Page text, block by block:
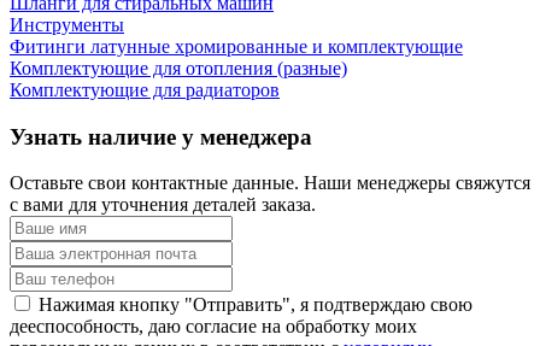
Инструменты
Фитинги латунные хромированные и комплектующие
Комплектующие для отопления (разные)
Комплектующие для радиаторов
Узнать наличие у менеджера
Оставьте свои контактные данные. Наши менеджеры свяжутся
с вами для уточнения деталей заказа.
Нажимая кнопку "Отправить", я подтверждаю свою
дееспособность, даю согласие на обработку моих